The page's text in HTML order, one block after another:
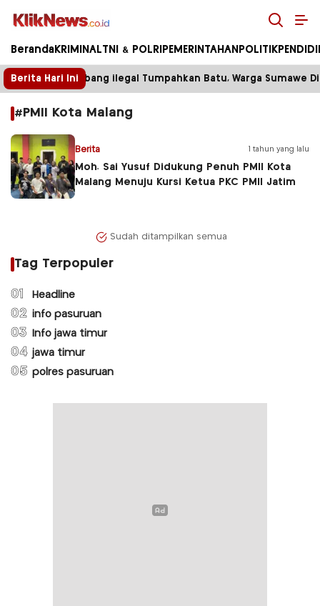
Kliknews.co.id
Beranda KRIMINAL TNI & POLRI PEMERINTAHAN POLITIK
Berita Hari Ini
Truk Tambang ilegal Tumpahkan Batu, Warga Sumawe
#PMII Kota Malang
Berita 1 tahun yang lalu
Moh. Sai Yusuf Didukung Penuh PMII Kota
Malang Menuju Kursi Ketua PKC PMII Jatim
Sudah ditampilkan semua
Tag Terpopuler
01 Headline
02 info pasuruan
03 Info jawa timur
04 jawa timur
05 polres pasuruan